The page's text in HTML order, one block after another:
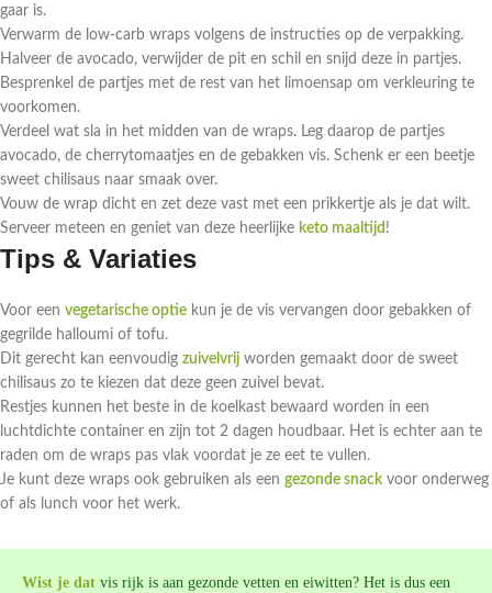
gaar is.
Verwarm de low-carb wraps volgens de instructies op de verpakking.
Halveer de avocado, verwijder de pit en schil en snijd deze in partjes.
Besprenkel de partjes met de rest van het limoensap om verkleuring te
voorkomen.
Verdeel wat sla in het midden van de wraps. Leg daarop de partjes
avocado, de cherrytomaatjes en de gebakken vis. Schenk er een beetje
sweet chilisaus naar smaak over.
Vouw de wrap dicht en zet deze vast met een prikkertje als je dat wilt.
Serveer meteen en geniet van deze heerlijke keto maaltijd !
Tips & Variaties
Voor een vegetarische optie kun je de vis vervangen door gebakken of
gegrilde halloumi of tofu.
Dit gerecht kan eenvoudig zuivelvrij worden gemaakt door de sweet
chilisaus zo te kiezen dat deze geen zuivel bevat.
Restjes kunnen het beste in de koelkast bewaard worden in een
luchtdichte container en zijn tot 2 dagen houdbaar. Het is echter aan te
raden om de wraps pas vlak voordat je ze eet te vullen.
Je kunt deze wraps ook gebruiken als een gezonde snack voor onderweg
of als lunch voor het werk.
Wist je dat vis rijk is aan gezonde vetten en eiwitten? Het is dus een